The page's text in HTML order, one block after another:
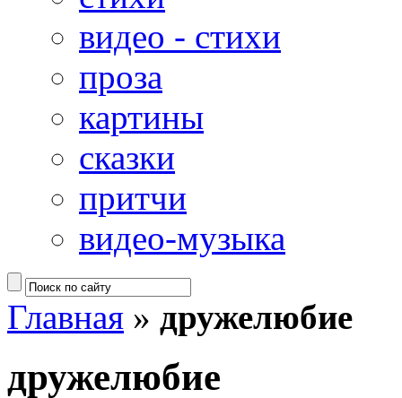
видео - стихи
проза
картины
сказки
притчи
видео-музыка
Главная » дружелюбие
дружелюбие